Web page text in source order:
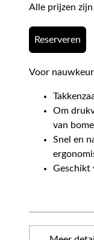
Alle prijzen
Reserveren
Voor
Om
van
Snel en
Geschikt